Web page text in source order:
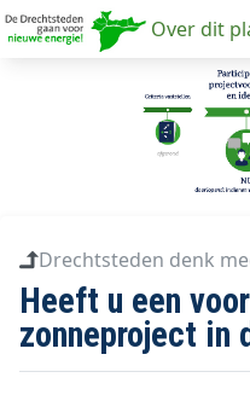
Over dit
Drechtsteden denk
Heeft u een
zonneproject in